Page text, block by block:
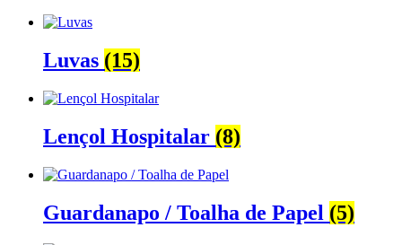
Luvas (15)
Lençol Hospitalar (8)
Guardanapo / Toalha de Papel (5)